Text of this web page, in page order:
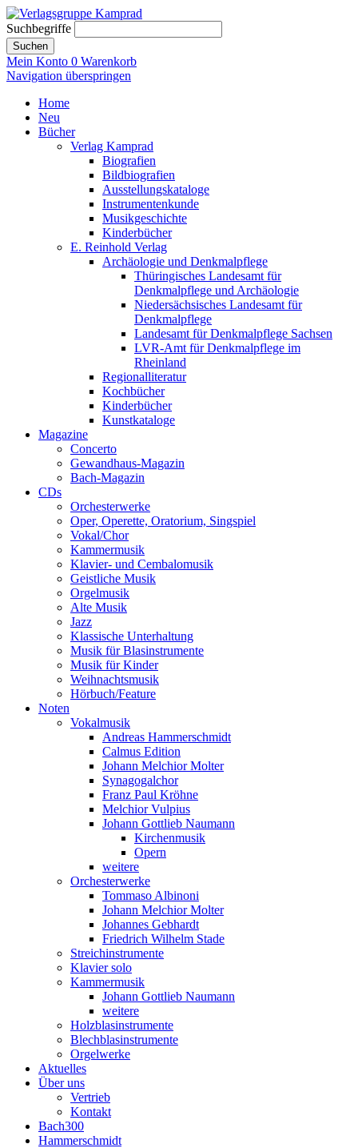
Suchbegriffe
Suchen
Mein Konto 0 Warenkorb
Navigation überspringen
Home
Neu
Bücher
Verlag Kamprad
Biografien
Bildbiografien
Ausstellungskataloge
Instrumentenkunde
Musikgeschichte
Kinderbücher
E. Reinhold Verlag
Archäologie und Denkmalpflege
Thüringisches Landesamt für
Denkmalpflege und Archäologie
Niedersächsisches Landesamt für
Denkmalpflege
Landesamt für Denkmalpflege Sachsen
LVR-Amt für Denkmalpflege im
Rheinland
Regionalliteratur
Kochbücher
Kinderbücher
Kunstkataloge
Magazine
Concerto
Gewandhaus-Magazin
Bach-Magazin
CDs
Orchesterwerke
Oper, Operette, Oratorium, Singspiel
Vokal/Chor
Kammermusik
Klavier- und Cembalomusik
Geistliche Musik
Orgelmusik
Alte Musik
Jazz
Klassische Unterhaltung
Musik für Blasinstrumente
Musik für Kinder
Weihnachtsmusik
Hörbuch/Feature
Noten
Vokalmusik
Andreas Hammerschmidt
Calmus Edition
Johann Melchior Molter
Synagogalchor
Franz Paul Kröhne
Melchior Vulpius
Johann Gottlieb Naumann
Kirchenmusik
Opern
weitere
Orchesterwerke
Tommaso Albinoni
Johann Melchior Molter
Johannes Gebhardt
Friedrich Wilhelm Stade
Streichinstrumente
Klavier solo
Kammermusik
Johann Gottlieb Naumann
weitere
Holzblasinstrumente
Blechblasinstrumente
Orgelwerke
Aktuelles
Über uns
Vertrieb
Kontakt
Bach300
Hammerschmidt